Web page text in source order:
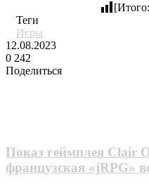
[Итого:
Теги
Игры
12.08.2023
0 242
Поделиться
Показ геймплея Clair
французская «jRPG»